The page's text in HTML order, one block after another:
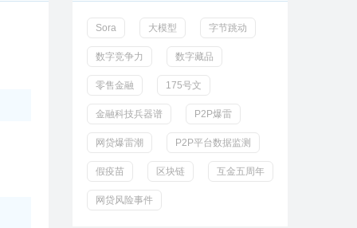
Sora 大模型 字节跳动
数字竞争力 数字藏品
零售金融 175号文
金融科技兵器谱 P2P爆雷
网贷爆雷潮 P2P平台数据监测
假疫苗 区块链 互金五周年
网贷风险事件